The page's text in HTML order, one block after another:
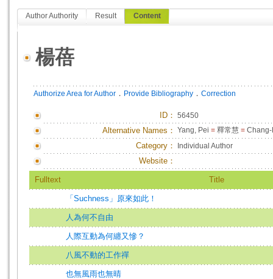
Author Authority Result Content
楊蓓
Authorize Area for Author ． Provide Bibliography ． Correction
ID ： 56450
Alternative Names： Yang, Pei = 釋常慧 =
Category： Individual Author
Website：
Fulltext Title
「Suchness」原來如此！
人為何不自由
人際互動為何纏又慘？
八風不動的工作禪
也無風雨也無晴